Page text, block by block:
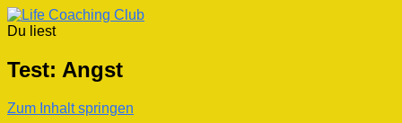
Du liest
Test: Angst
Zum Inhalt springen